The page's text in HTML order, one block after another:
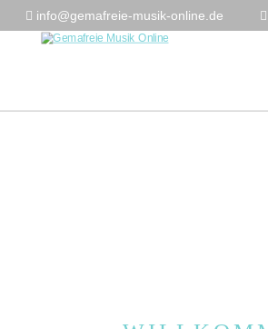
info@gemafreie-musik-online.de